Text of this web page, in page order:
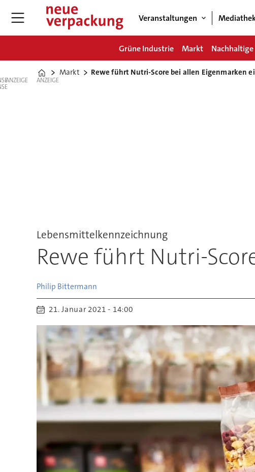
Veranstaltungen
Grüne Industrie Markt
Home
Markt Rewe führt Nutri-Score bei allen Eigenmarken
ANZEIGE ANZEIGE
Lebensmittelkennzeichnung
Rewe führt Nutri-
Philip Bittermann
21. Januar 2021 - 14:00